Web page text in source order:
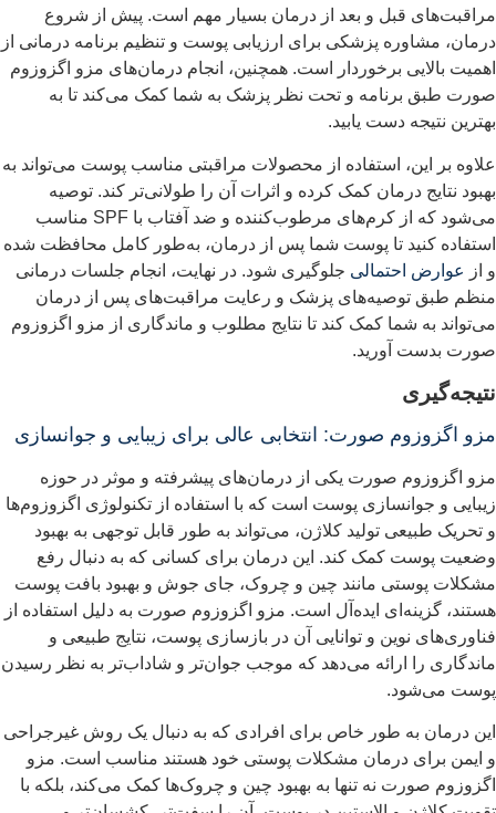
قبل و بعد از درمان بسیار مهم است. پیش از شروع
مشاوره پزشکی برای ارزیابی پوست و تنظیم برنامه درمانی از
بالایی برخوردار است. همچنین، انجام درمان‌های مزو اگزوزوم
طبق برنامه و تحت نظر پزشک به شما کمک می‌کند تا به
نتیجه دست یابید.
بر این، استفاده از محصولات مراقبتی مناسب پوست می‌تواند به
نتایج درمان کمک کرده و اثرات آن را طولانی‌تر کند. توصیه
می‌شود که از کرم‌های مرطوب‌کننده و ضد آفتاب با SPF مناسب
کنید تا پوست شما پس از درمان، به‌طور کامل محافظت شده
از
عوارض احتمالیجلوگیری شود. در نهایت، انجام جلسات درمانی
طبق توصیه‌های پزشک و رعایت مراقبت‌های پس از درمان
به شما کمک کند تا نتایج مطلوب و ماندگاری از مزو اگزوزوم
بدست آورید.
اگزوزوم صورت: انتخابی عالی برای زیبایی و جوانسازی
اگزوزوم صورت یکی از درمان‌های پیشرفته و موثر در حوزه
و جوانسازی پوست است که با استفاده از تکنولوژی اگزوزوم‌ها
تحریک طبیعی تولید کلاژن، می‌تواند به طور قابل توجهی به بهبود
پوست کمک کند. این درمان برای کسانی که به دنبال رفع
پوستی مانند چین و چروک، جای جوش و بهبود بافت پوست
گزینه‌ای ایده‌آل است. مزو اگزوزوم صورت به دلیل استفاده از
نوین و توانایی آن در بازسازی پوست، نتایج طبیعی و
را ارائه می‌دهد که موجب جوان‌تر و شاداب‌تر به نظر رسیدن
می‌شود.
درمان به طور خاص برای افرادی که به دنبال یک روش غیرجراحی
ایمن برای درمان مشکلات پوستی خود هستند مناسب است. مزو
صورت نه تنها به بهبود چین و چروک‌ها کمک می‌کند، بلکه با